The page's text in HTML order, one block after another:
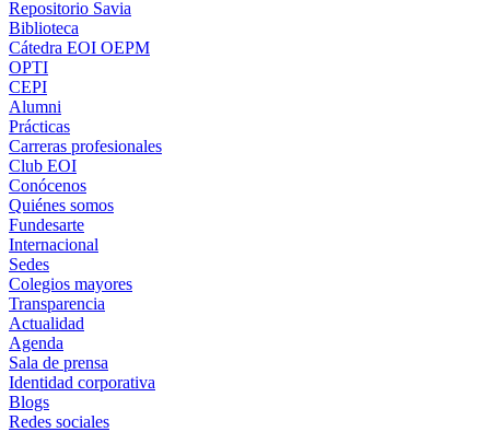
Repositorio Savia
Biblioteca
Cátedra EOI OEPM
OPTI
CEPI
Alumni
Prácticas
Carreras profesionales
Club EOI
Conócenos
Quiénes somos
Fundesarte
Internacional
Sedes
Colegios mayores
Transparencia
Actualidad
Agenda
Sala de prensa
Identidad corporativa
Blogs
Redes sociales